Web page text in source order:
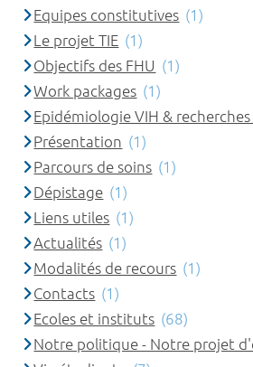
Equipes constitutives (1)
Le projet TIE (1)
Objectifs des FHU (1)
Work packages (1)
Epidémiologie VIH &
Présentation (1)
Parcours de soins (1)
Dépistage (1)
Liens utiles (1)
Actualités (1)
Modalités de recours (1)
Contacts (1)
Ecoles et instituts (68)
Notre politique - Notre projet